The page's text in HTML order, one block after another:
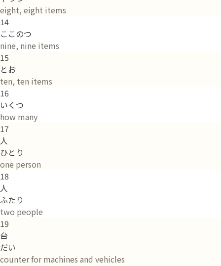
eight, eight items
14
ここのつ
nine, nine items
15
とお
ten, ten items
16
いくつ
how many
17
人
ひとり
one person
18
人
ふたり
two people
19
台
だい
counter for machines and vehicles